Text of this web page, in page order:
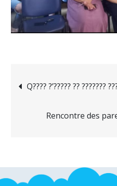
Q???? ?’????? ?? ???????
Rencontre des